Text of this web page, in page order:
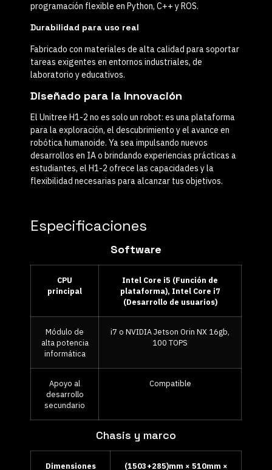
programación flexible en Python, C++ y ROS.
Durabilidad para uso real
Fabricado con materiales de alta calidad para soportar
tareas exigentes en entornos industriales, de
laboratorio y educativos.
Diseñado para la Innovación
El Unitree H1-2 no es solo un robot: es una plataforma
para laexploración, el descubrimiento y el avance en
robótica humanoide. Ya sea impulsando nuevos
desarrollos en IA o brindando experiencias prácticas a
estudiantes, el H1-2 ofrece las capacidades y la
flexibilidad necesarias para alcanzar tus objetivos.
Especificaciones
Software
CPU
principal
Intel Core i5 (Función de
plataforma), Intel Core i7
(Desarrollo de usuarios)
Módulo de
alta potencia
informática
i7 o NVIDIA Jetson Orin NX 16gb,
100 TOPS
Apoyo al
desarrollo
secundario
Compatible
Chasis y marco
Dimensiones (1503+285)mm × 510mm ×